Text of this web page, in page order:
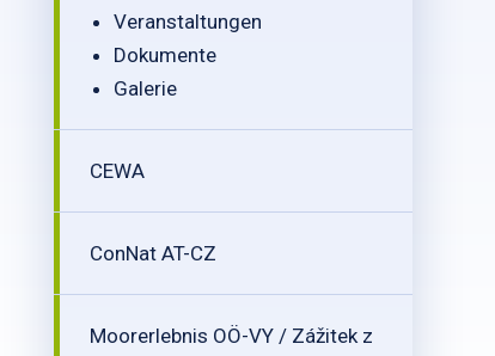
Veranstaltungen
Dokumente
Galerie
CEWA
ConNat AT-CZ
Moorerlebnis OÖ-VY / Zážitek z